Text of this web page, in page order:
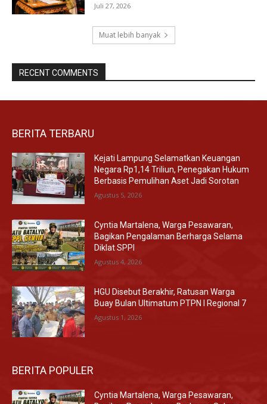
Juli 27, 2026
Muat lebih banyak
RECENT COMMENTS
BERITA TERBARU
Kejati Lampung Selamatkan Keuangan
Negara Rp1,14 Triliun, Penegakan Hukum
Berbasis Pemulihan Aset Jadi Sorotan
Agustus 5, 2026
Cyntia Martalena, Warga Pesawaran,
Bagikan Pengalaman Berharga Selama
Diklat SPPI
Agustus 4, 2026
HGU Disebut Berakhir, Ratusan Warga
Buay Bulan Ultimatum PTPN I Regional 7
Agustus 1, 2026
BERITA POPULER
Cyntia Martalena, Warga Pesawaran,